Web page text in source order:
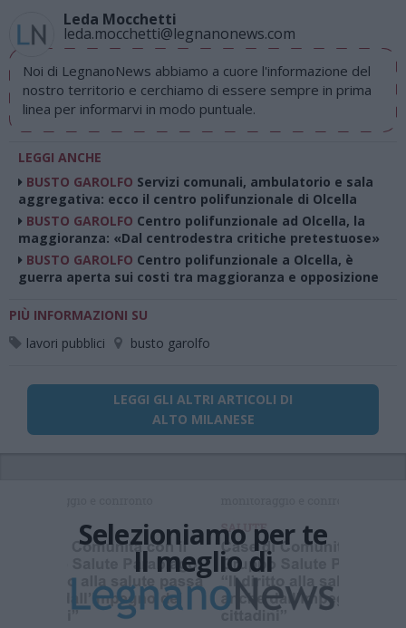
Leda Mocchetti
leda.mocchetti@legnanonews.com
Noi di LegnanoNews abbiamo a cuore l'informazione del
nostro territorio e cerchiamo di essere sempre in prima
linea per informarvi in modo puntuale.
LEGGI ANCHE
BUSTO GAROLFO Servizi comunali, ambulatorio e sala
aggregativa: ecco il centro polifunzionale di Olcella
BUSTO GAROLFO Centro polifunzionale ad Olcella, la
maggioranza: «Dal centrodestra critiche pretestuose»
BUSTO GAROLFO Centro polifunzionale a Olcella, è
guerra aperta sui costi tra maggioranza e opposizione
PIÙ INFORMAZIONI SU
lavori pubblici
busto garolfo
LEGGI GLI ALTRI ARTICOLI DI
ALTO MILANESE
Selezioniamo per te
Il meglio di